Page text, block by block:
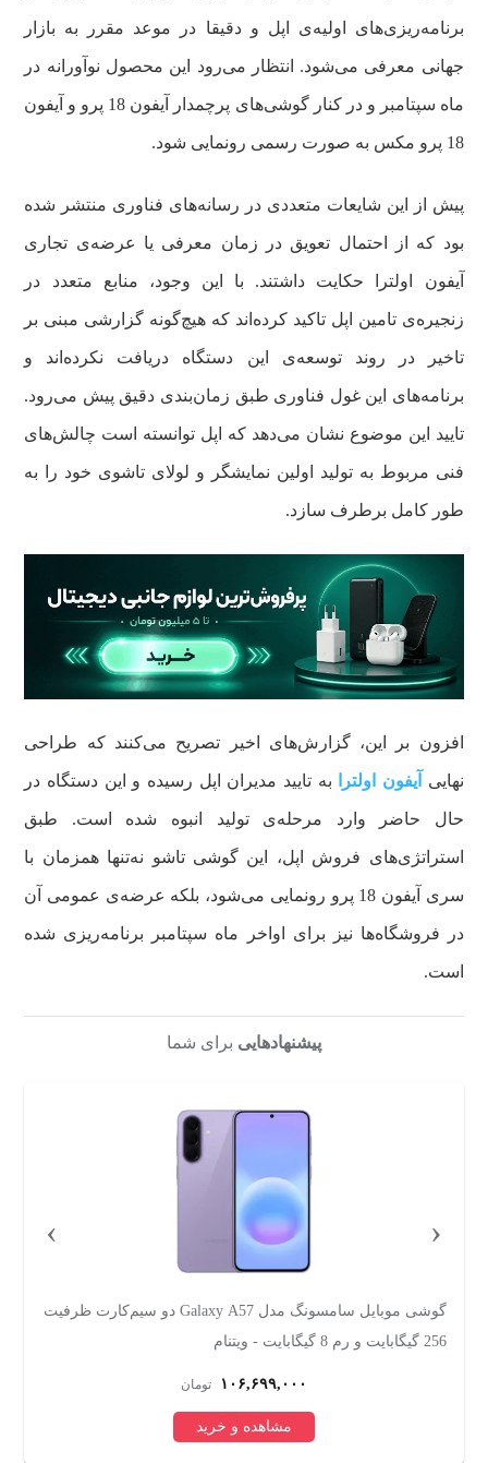
برنامه‌ریزی‌های اولیه‌ی اپل و دقیقا در موعد مقرر به بازار
جهانی معرفی می‌شود. انتظار می‌رود این محصول نوآورانه در
ماه سپتامبر و در کنار گوشی‌های پرچمدار آیفون 18 پرو و آیفون
18 پرو مکس به صورت رسمی رونمایی شود.
پیش از این شایعات متعددی در رسانه‌های فناوری منتشر شده
بود که از احتمال تعویق در زمان معرفی یا عرضه‌ی تجاری
آیفون اولترا حکایت داشتند. با این وجود، منابع متعدد در
زنجیره‌ی تامین اپل تاکید کرده‌اند که هیچ‌گونه گزارشی مبنی بر
تاخیر در روند توسعه‌ی این دستگاه دریافت نکرده‌اند و
برنامه‌های این غول فناوری طبق زمان‌بندی دقیق پیش می‌رود.
تایید این موضوع نشان می‌دهد که اپل توانسته است چالش‌های
فنی مربوط به تولید اولین نمایشگر و لولای تاشوی خود را به
طور کامل برطرف سازد.
افزون بر این، گزارش‌های اخیر تصریح می‌کنند که طراحی
نهایی آیفون اولترا به تایید مدیران اپل رسیده و این دستگاه در
حال حاضر وارد مرحله‌ی تولید انبوه شده است. طبق
استراتژی‌های فروش اپل، این گوشی تاشو نه‌تنها همزمان با
سری آیفون 18 پرو رونمایی می‌شود، بلکه عرضه‌ی عمومی آن
در فروشگاه‌ها نیز برای اواخر ماه سپتامبر برنامه‌ریزی شده
است.
پیشنهادهایی برای شما
گوشی موبایل سامسونگ مدل Galaxy A57 دو سیم‌کارت ظرفیت
256 گیگابایت و رم 8 گیگابایت - ویتنام
۱۰۶,۶۹۹,۰۰۰ تومان
مشاهده و خرید
‹
›